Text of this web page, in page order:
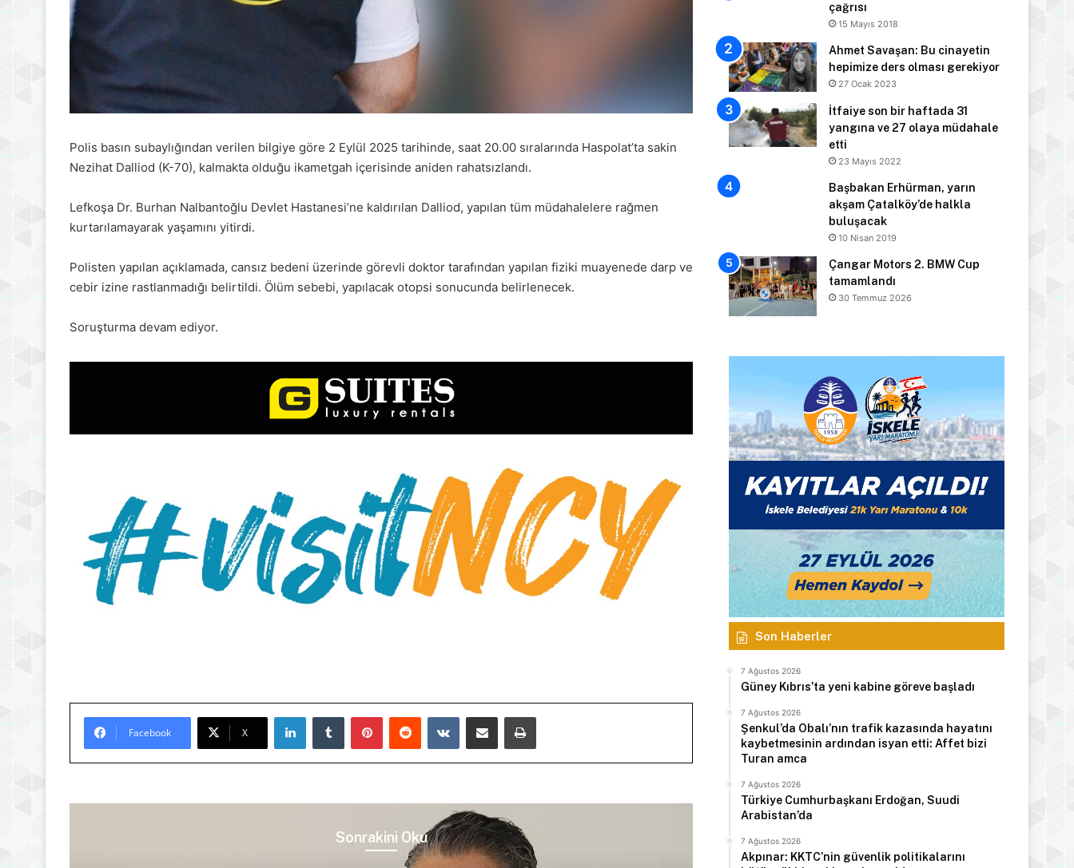
Polis basın subaylığından verilen bilgiye göre 2 Eylül 2025 tarihinde, saat 20.00 sıralarında Haspolat’ta sakin
Nezihat Dalliod (K-70), kalmakta olduğu ikametgah içerisinde aniden rahatsızlandı.
Lefkoşa Dr. Burhan Nalbantoğlu Devlet Hastanesi’ne kaldırılan Dalliod, yapılan tüm müdahalelere rağmen
kurtarılamayarak yaşamını yitirdi.
Polisten yapılan açıklamada, cansız bedeni üzerinde görevli doktor tarafından yapılan fiziki muayenede darp ve
cebir izine rastlanmadığı belirtildi. Ölüm sebebi, yapılacak otopsi sonucunda belirlenecek.
Soruşturma devam ediyor.
Facebook X
LinkedInTumblr PinterestReddit VKontakteE-Posta ile paylaş Yazdır
Sonrakini Oku
çağrısı
15 Mayıs 2018
Ahmet Savaşan: Bu cinayetin
hepimize ders olması gerekiyor
27 Ocak 2023
İtfaiye son bir haftada 31
yangına ve 27 olaya müdahale
etti
23 Mayıs 2022
Başbakan Erhürman, yarın
akşam Çatalköy’de halkla
buluşacak
10 Nisan 2019
Çangar Motors 2. BMW Cup
tamamlandı
30 Temmuz 2026
Son Haberler
7 Ağustos 2026
Güney Kıbrıs’ta yeni kabine göreve başladı
7 Ağustos 2026
Şenkul’da Obalı’nın trafik kazasında hayatını
kaybetmesinin ardından isyan etti: Affet bizi
Turan amca
7 Ağustos 2026
Türkiye Cumhurbaşkanı Erdoğan, Suudi
Arabistan’da
7 Ağustos 2026
Akpınar: KKTC’nin güvenlik politikalarını